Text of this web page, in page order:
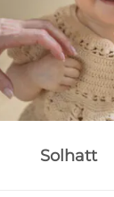
Solhatt